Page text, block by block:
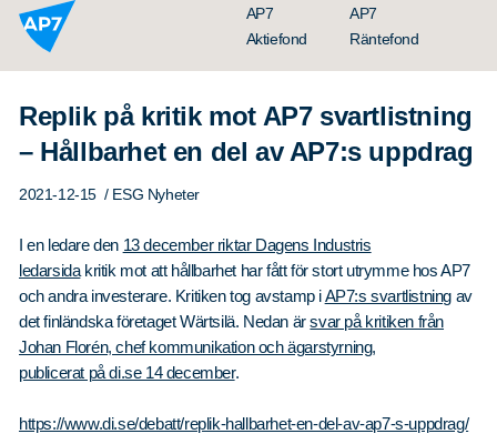
Hoppa till innehållet
AP7
Aktiefond
AP7
Räntefond
Replik på kritik mot AP7 svartlistning
– Hållbarhet en del av AP7:s uppdrag
2021-12-15 / ESG Nyheter
I en ledare den 13 december riktar Dagens Industris
ledarsidakritik mot att hållbarhet har fått för stort utrymme hos AP7
och andra investerare. Kritiken tog avstamp iAP7:s svartlistning av
det finländska företaget Wärtsilä. Nedan ärsvar på kritiken från
Johan Florén, chef kommunikation och ägarstyrning,
publicerat på di.se 14 december.
https://www.di.se/debatt/replik-hallbarhet-en-del-av-ap7-s-uppdrag/
Organisation
Styrelse
Ledning
Årsredovisningar